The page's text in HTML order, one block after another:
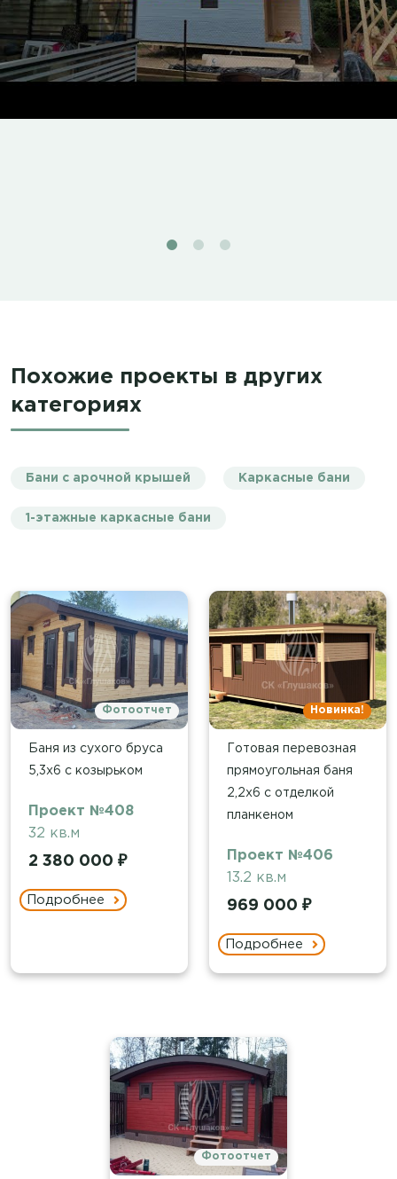
Похожие проекты в других
категориях
Бани с арочной крышей Каркасные бани
1-этажные каркасные бани
Фотоотчет
Баня из сухого бруса
5,3х6 с козырьком
Проект №408
32 кв.м
2 380 000 ₽
Подробнее
Новинка!
Готовая перевозная
прямоугольная баня
2,2х6 с отделкой
планкеном
Проект №406
13.2 кв.м
969 000 ₽
Подробнее
Фотоотчет